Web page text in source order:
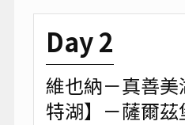
Day 2
維也納－真善
特湖】－薩爾